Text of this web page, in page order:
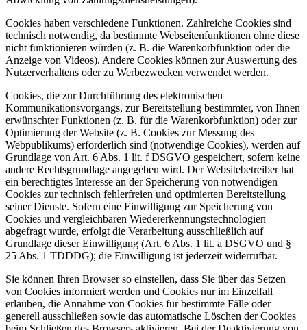
Cookies haben verschiedene Funktionen. Zahlreiche Cookies sind
technisch notwendig, da bestimmte Webseitenfunktionen ohne diese
nicht funktionieren würden (z. B. die Warenkorbfunktion oder die
Anzeige von Videos). Andere Cookies können zur Auswertung des
Nutzerverhaltens oder zu Werbezwecken verwendet werden.
Cookies, die zur Durchführung des elektronischen
Kommunikationsvorgangs, zur Bereitstellung bestimmter, von Ihnen
erwünschter Funktionen (z. B. für die Warenkorbfunktion) oder zur
Optimierung der Website (z. B. Cookies zur Messung des
Webpublikums) erforderlich sind (notwendige Cookies), werden auf
Grundlage von Art. 6 Abs. 1 lit. f DSGVO gespeichert, sofern keine
andere Rechtsgrundlage angegeben wird. Der Websitebetreiber hat
ein berechtigtes Interesse an der Speicherung von notwendigen
Cookies zur technisch fehlerfreien und optimierten Bereitstellung
seiner Dienste. Sofern eine Einwilligung zur Speicherung von
Cookies und vergleichbaren Wiedererkennungstechnologien
abgefragt wurde, erfolgt die Verarbeitung ausschließlich auf
Grundlage dieser Einwilligung (Art. 6 Abs. 1 lit. a DSGVO und §
25 Abs. 1 TDDDG); die Einwilligung ist jederzeit widerrufbar.
Sie können Ihren Browser so einstellen, dass Sie über das Setzen
von Cookies informiert werden und Cookies nur im Einzelfall
erlauben, die Annahme von Cookies für bestimmte Fälle oder
generell ausschließen sowie das automatische Löschen der Cookies